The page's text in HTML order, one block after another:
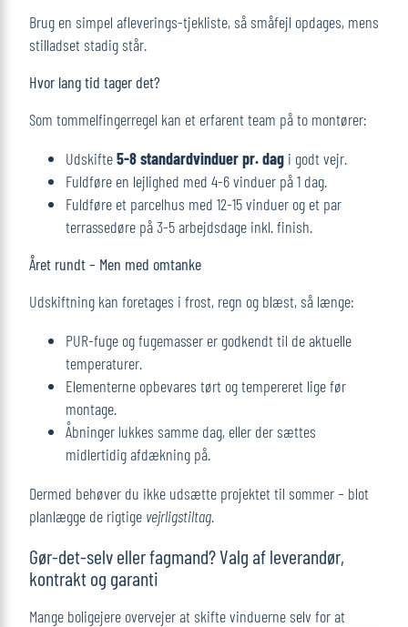
Brug en simpel afleverings‐tjekliste, så småfejl opdages, mens
stilladset stadig står.
Hvor lang tid tager det?
Som tommelfingerregel kan et erfarent team på to montører:
Udskifte5-8 standardvinduer pr. dag i godt vejr.
Fuldføre en lejlighed med 4-6 vinduer på 1 dag.
Fuldføre et parcelhus med 12-15 vinduer og et par
terrassedøre på 3-5 arbejdsdage inkl. finish.
Året rundt – Men med omtanke
Udskiftning kan foretages i frost, regn og blæst, så længe:
PUR-fuge og fugemasser er godkendt til de aktuelle
temperaturer.
Elementerne opbevares tørt og tempereret lige før
montage.
Åbninger lukkes samme dag, eller der sættes
midlertidig afdækning på.
Dermed behøver du ikke udsætte projektet til sommer – blot
planlægge de rigtige vejrligstiltag.
Gør-det-selv eller fagmand? Valg af leverandør,
kontrakt og garanti
Mange boligejere overvejer at skifte vinduerne selv for at